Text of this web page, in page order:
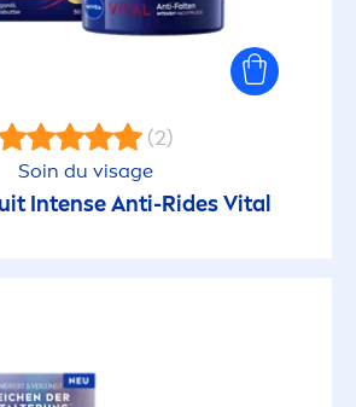
(2)
Soin du visage
Intense Anti-RidesVital